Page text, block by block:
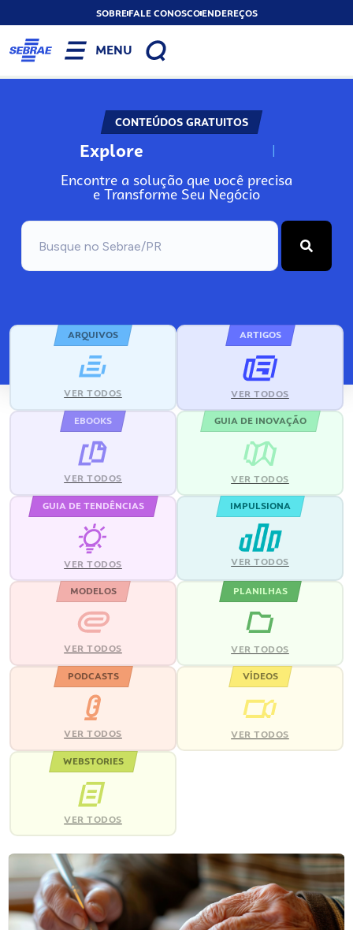
SOBREFALE CONOSCOENDEREÇOS
MENU
CONTEÚDOS GRATUITOS
Explore N
Encontre a solução que você precisa
e Transforme Seu Negócio
ARQUIVOS
VER TODOS
ARTIGOS
VER TODOS
EBOOKS
VER TODOS
GUIA DE INOVAÇÃO
VER TODOS
GUIA DE TENDÊNCIAS
VER TODOS
IMPULSIONA
VER TODOS
MODELOS
VER TODOS
PLANILHAS
VER TODOS
PODCASTS
VER TODOS
VÍDEOS
VER TODOS
WEBSTORIES
VER TODOS